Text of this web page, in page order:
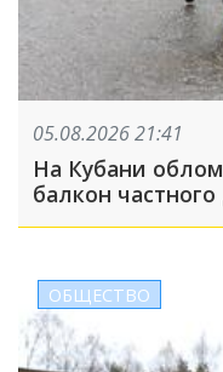
05.08.2026 21:41
На Кубани
балкон
ОБЩЕСТВО